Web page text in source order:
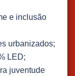
e inclusão
urbanizados;
LED;
juventude